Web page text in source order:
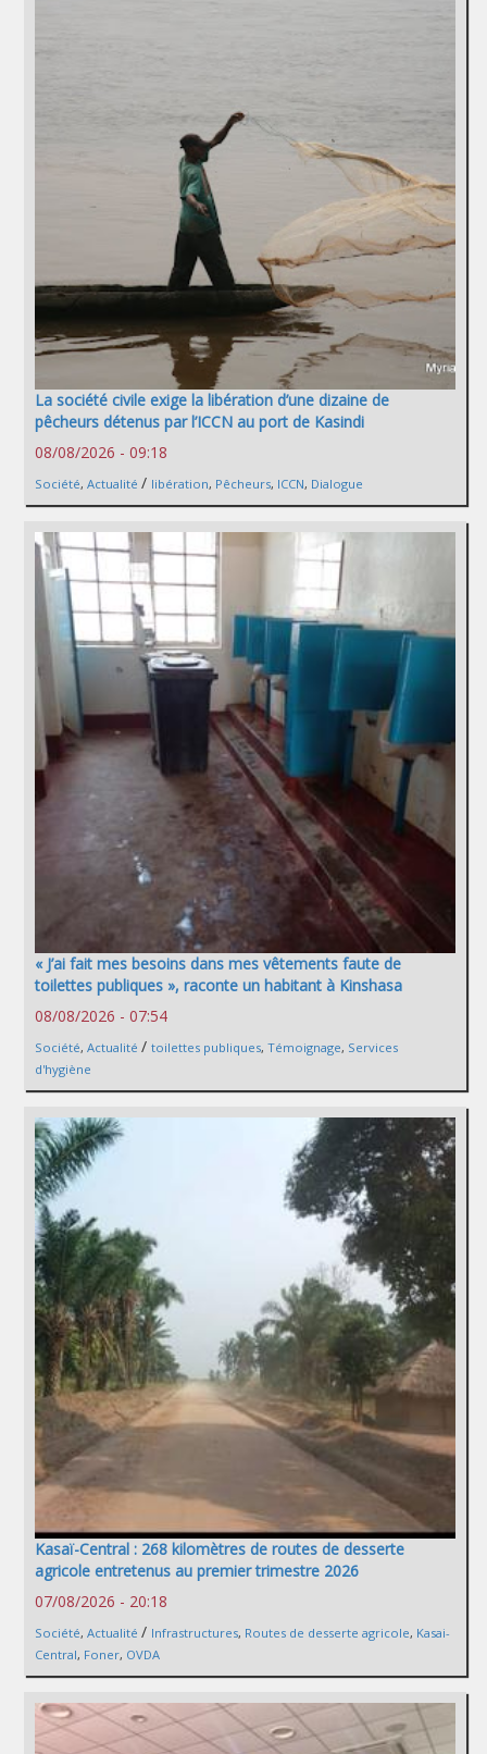
La société civile exige la libération d’une dizaine de
pêcheurs détenus par l’ICCN au port de Kasindi
08/08/2026 - 09:18
Société, Actualité / libération, Pêcheurs, ICCN, Dialogue
« J’ai fait mes besoins dans mes vêtements faute de
toilettes publiques », raconte un habitant à Kinshasa
08/08/2026 - 07:54
Société, Actualité / toilettes publiques, Témoignage, Services
d'hygiène
Kasaï-Central : 268 kilomètres de routes de desserte
agricole entretenus au premier trimestre 2026
07/08/2026 - 20:18
Société, Actualité / Infrastructures, Routes de desserte agricole, Kasai-
Central, Foner, OVDA